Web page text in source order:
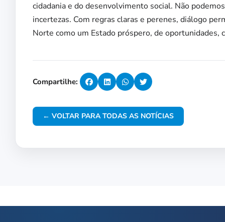
cidadania e do desenvolvimento social. Não
incertezas. Com regras claras e perenes, diálogo
Norte como um Estado próspero, de oportunidades,
Compartilhe:
← VOLTAR PARA TODAS AS NOTÍCIAS